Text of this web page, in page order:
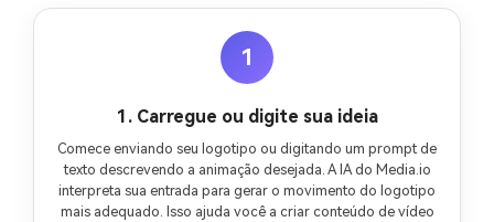
1
1. Carregue ou digite sua ideia
Comece enviando seu logotipo ou digitando um prompt de
texto descrevendo a animação desejada. A IA do Media.io
interpreta sua entrada para gerar o movimento do logotipo
mais adequado. Isso ajuda você a criar conteúdo de vídeo